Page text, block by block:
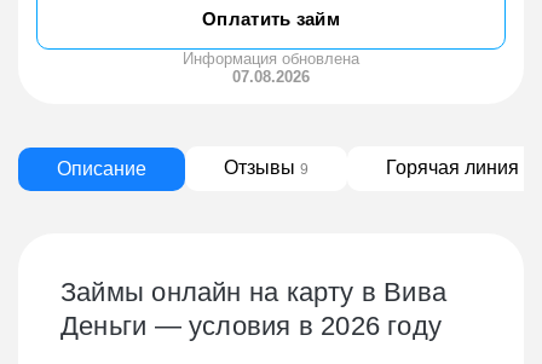
Оплатить займ
Информация обновлена
07.08.2026
Описание Отзывы 9 Горячая линия
Займы онлайн на карту в Вива
Деньги — условия в 2026 году